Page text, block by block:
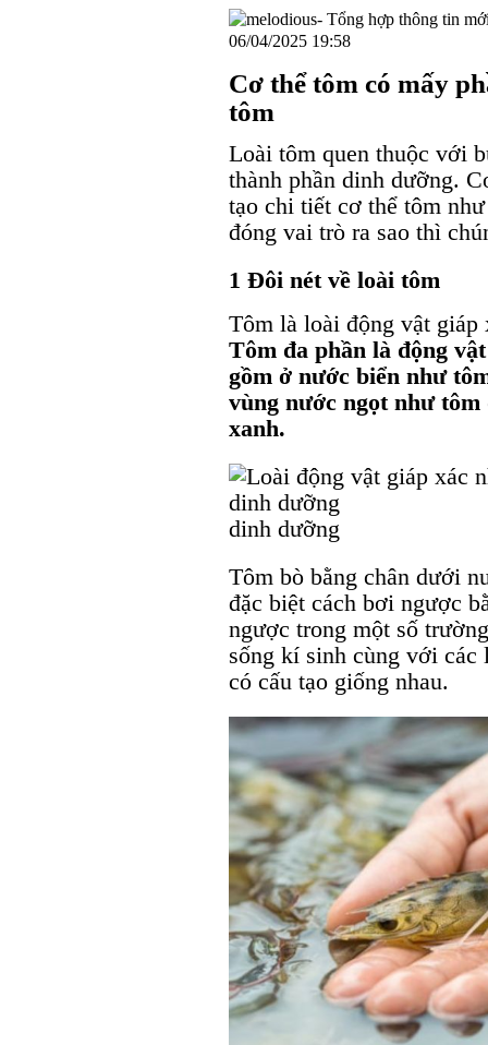
06/04/2025 19:58
Cơ thể tôm có mấy
tôm
Loài tôm quen thuộc với
thành phần dinh dưỡng.
tạo chi tiết cơ thể tôm
đóng vai trò ra sao thì
1 Đôi nét về loài tôm
Tôm là loài động vật
Tôm đa phần là động
gồm ở nước biển như
vùng nước ngọt như
xanh.
dinh dưỡng
Tôm bò bằng chân dưới
đặc biệt cách bơi ngược
ngược trong một số
sống kí sinh cùng với các
có cấu tạo giống nhau.